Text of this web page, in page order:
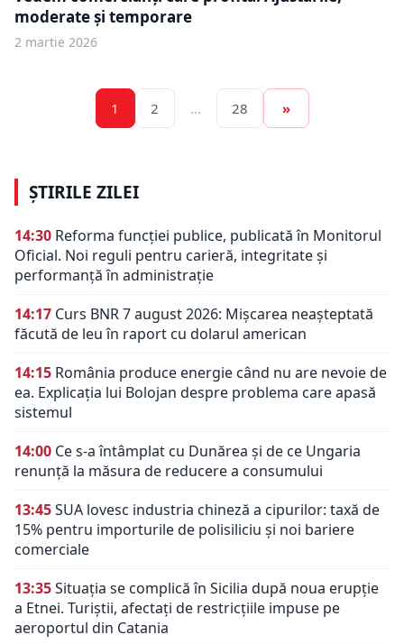
moderate și temporare
2 martie 2026
1 2 … 28 »
ȘTIRILE ZILEI
14:30 Reforma funcției publice, publicată în Monitorul
Oficial. Noi reguli pentru carieră, integritate și
performanță în administrație
14:17 Curs BNR 7 august 2026: Mișcarea neașteptată
făcută de leu în raport cu dolarul american
14:15 România produce energie când nu are nevoie de
ea. Explicația lui Bolojan despre problema care apasă
sistemul
14:00 Ce s-a întâmplat cu Dunărea și de ce Ungaria
renunță la măsura de reducere a consumului
13:45SUA lovesc industria chineză a cipurilor: taxă de
15% pentru importurile de polisiliciu și noi bariere
comerciale
13:35Situația se complică în Sicilia după noua erupție
a Etnei. Turiștii, afectați de restricțiile impuse pe
aeroportul din Catania